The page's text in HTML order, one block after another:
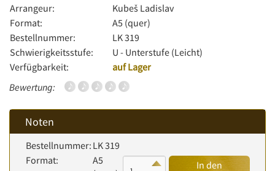
Arrangeur:
Kubeš Ladislav
Format:
A5 (quer)
Bestellnummer:
LK 319
Schwierigkeitsstufe:
U - Unterstufe (Leicht)
Verfügbarkeit:
auf Lager
Bewertung:
Noten
Bestellnummer: LK 319
Format:
A5
In den